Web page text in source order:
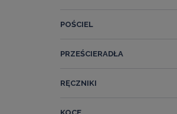
POŚCIEL
PRZEŚCIERADŁA
RĘCZNIKI